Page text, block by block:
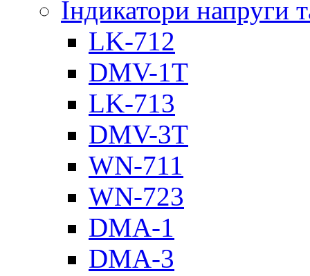
Індикатори напруги
LK-712
DMV-1T
LK-713
DMV-3T
WN-711
WN-723
DMA-1
DMA-3